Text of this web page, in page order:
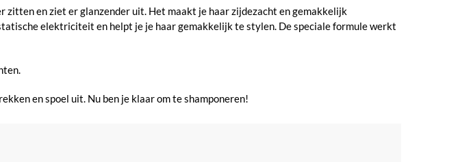
en ziet er glanzender uit. Het maakt je haar zijdezacht en gemakkelijk
elektriciteit en helpt je je haar gemakkelijk te stylen. De speciale formule werkt
en spoel uit. Nu ben je klaar om te shamponeren!